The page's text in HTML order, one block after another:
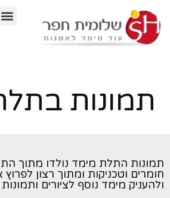
תמונות
התלת מימד נולדו מתוך
וטכניקות ומתוך רצון לפרוץ
מימד נוסף לציורים ותמונות